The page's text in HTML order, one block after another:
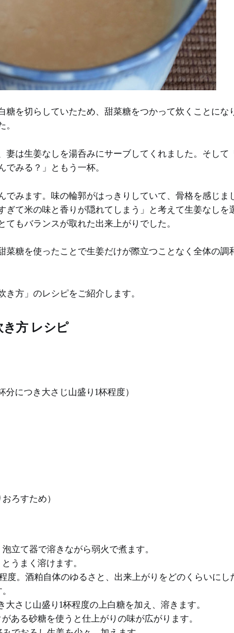
糖を切らしていたため、甜菜糖をつかって炊くことにな
妻は生姜なしを湯呑みにサーブしてくれました。そして
みる？」ともう一杯。
でみます。味の輪郭がはっきりしていて、骨格を感じま
ぎて米の味と香りが隠れてしまう」と考えて生姜なしを
てもバランスが取れた出来上がりでした。
菜糖を使ったことで生姜だけが際立つことなく全体の調
方」のレシピをご紹介します。
方 レシピ
につき大さじ山盛り1杯程度）
ろすため）
立て器で溶きながら弱火で煮ます。
うまく溶けます。
度。酒粕自体のゆるさと、出来上がりをどのくらいにし
大さじ山盛り1杯程度の上白糖を加え、溶きます。
ある砂糖を使うと仕上がりの味が広がります。